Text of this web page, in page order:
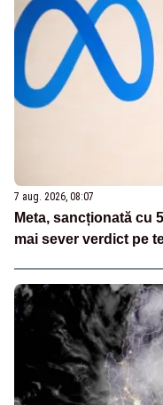
7 aug. 2026, 08:07
Meta, sancționată cu
mai sever verdict pe